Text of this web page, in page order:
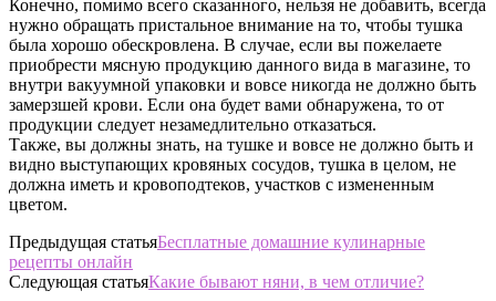
Конечно, помимо всего сказанного, нельзя не добавить, всегда
нужно обращать пристальное внимание на то, чтобы тушка
была хорошо обескровлена. В случае, если вы пожелаете
приобрести мясную продукцию данного вида в магазине, то
внутри вакуумной упаковки и вовсе никогда не должно быть
замерзшей крови. Если она будет вами обнаружена, то от
продукции следует незамедлительно отказаться.
Также, вы должны знать, на тушке и вовсе не должно быть и
видно выступающих кровяных сосудов, тушка в целом, не
должна иметь и кровоподтеков, участков с измененным
цветом.
Предыдущая статьяБесплатные домашние кулинарные
рецепты онлайн
Следующая статьяКакие бывают няни, в чем отличие?